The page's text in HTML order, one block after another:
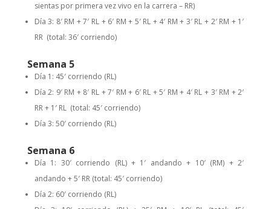
sientas por primera vez vivo en la carrera – RR)
Día 3: 8′ RM + 7′ RL + 6′ RM + 5′ RL + 4′ RM + 3′ RL + 2′ RM + 1′
RR (total: 36′ corriendo)
Semana 5
Día 1: 45′ corriendo (RL)
Día 2: 9′ RM + 8′ RL + 7′ RM + 6′ RL + 5′ RM + 4′ RL + 3′ RM + 2′
RR + 1′ RL (total: 45′ corriendo)
Día 3: 50′ corriendo (RL)
Semana 6
Día 1: 30′ corriendo (RL) + 1′ andando + 10′ (RM) + 2′
andando + 5′ RR (total: 45′ corriendo)
Día 2: 60′ corriendo (RL)